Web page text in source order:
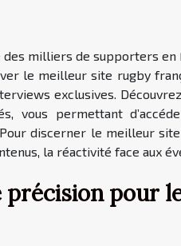
milliers de supporters
le meilleur site rugby
exclusives.
vous permettant
discerner le meilleur
la réactivité face aux
pour